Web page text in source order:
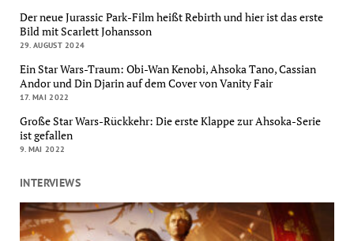
Der neue Jurassic Park-Film heißt Rebirth und hier ist das erste
Bild mit Scarlett Johansson
29. AUGUST 2024
Ein Star Wars-Traum: Obi-Wan Kenobi, Ahsoka Tano, Cassian
Andor und Din Djarin auf dem Cover von Vanity Fair
17. MAI 2022
Große Star Wars-Rückkehr: Die erste Klappe zur Ahsoka-Serie
ist gefallen
9. MAI 2022
INTERVIEWS